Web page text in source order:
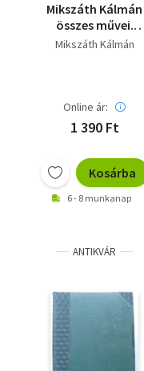
Mikszáth Kálmán
összes művei.
Elbeszélések VII.
Mikszáth Kálmán
Online ár:
1 390 Ft
Kosárba
6 - 8 munkanap
ANTIKVÁR